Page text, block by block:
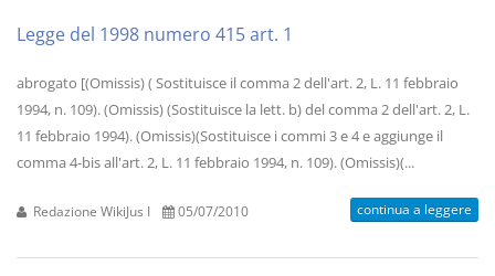
Legge del 1998 numero 415 art. 1
abrogato [(Omissis) ( Sostituisce il comma 2 dell'art. 2, L. 11 febbraio
1994, n. 109). (Omissis) (Sostituisce la lett. b) del comma 2 dell'art. 2, L.
11 febbraio 1994). (Omissis)(Sostituisce i commi 3 e 4 e aggiunge il
comma 4-bis all'art. 2, L. 11 febbraio 1994, n. 109). (Omissis)(...
Redazione WikiJus I 05/07/2010 continua a leggere